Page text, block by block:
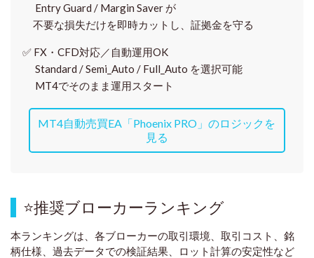
Entry Guard / Margin Saver が
不要な損失だけを即時カットし、証拠金を守る
✅ FX・CFD対応／自動運用OK
Standard / Semi_Auto / Full_Auto を選択可能
MT4でそのまま運用スタート
MT4自動売買EA「Phoenix PRO」のロジックを
見る
⭐推奨ブローカーランキング
本ランキングは、各ブローカーの取引環境、取引コスト、銘
柄仕様、過去データでの検証結果、ロット計算の安定性など